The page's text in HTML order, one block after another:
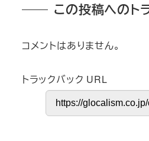
この投稿へのト
コメントはありません。
トラックバック URL